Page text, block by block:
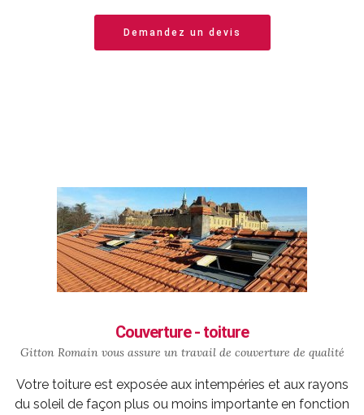
Demandez un devis
Couverture - toiture
Gitton Romain vous assure un travail de couverture de qualité
Votre toiture est exposée aux intempéries et aux rayons
du soleil de façon plus ou moins importante en fonction